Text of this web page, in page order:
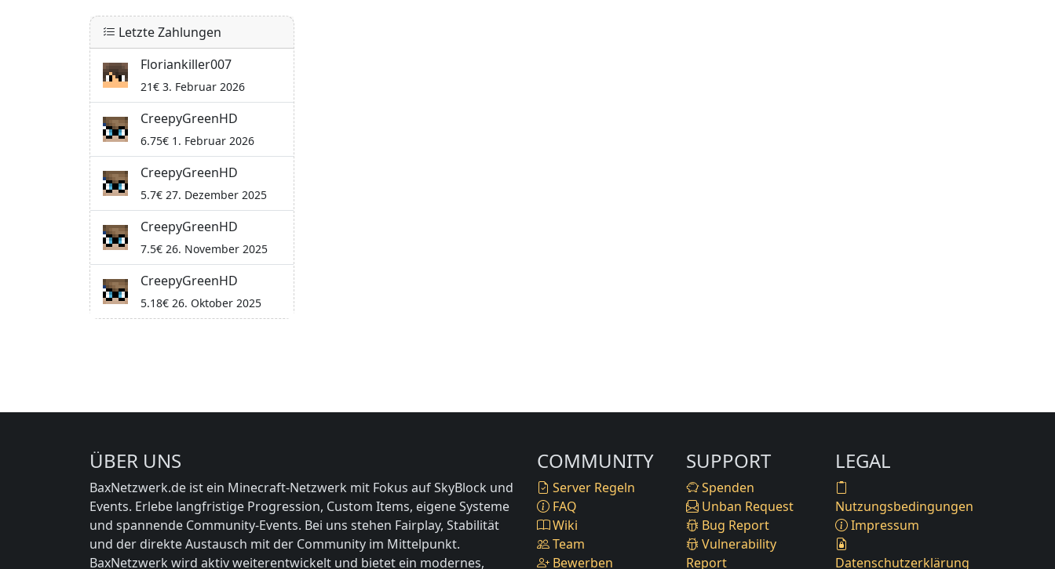
Letzte Zahlungen
Floriankiller007
21€ 3. Februar 2026
CreepyGreenHD
6.75€ 1. Februar 2026
CreepyGreenHD
5.7€ 27. Dezember 2025
CreepyGreenHD
7.5€ 26. November 2025
CreepyGreenHD
5.18€ 26. Oktober 2025
ÜBER UNS
BaxNetzwerk.de ist ein Minecraft-Netzwerk mit Fokus auf SkyBlock und
Events. Erlebe langfristige Progression, Custom Items, eigene Systeme
und spannende Community-Events. Bei uns stehen Fairplay, Stabilität
und der direkte Austausch mit der Community im Mittelpunkt.
BaxNetzwerk wird aktiv weiterentwickelt und bietet ein modernes,
COMMUNITY
Server Regeln
FAQ
Wiki
Team
Bewerben
SUPPORT
Spenden
Unban Request
Bug Report
Vulnerability
Report
LEGAL
Nutzungsbedingungen
Impressum
Datenschutzerklärung